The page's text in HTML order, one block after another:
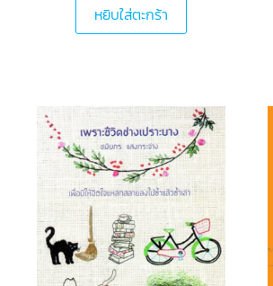
หยิบใส่ตะกร้า